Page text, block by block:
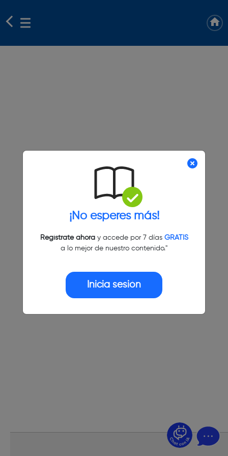
¡No esperes más!
Regístrate ahoray accede por 7 días GRATIS
a lo mejor de nuestro contenido."
Inicia sesión